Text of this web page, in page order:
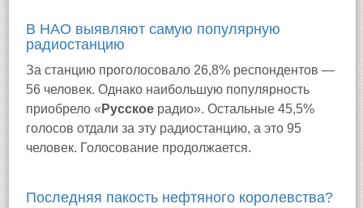
В НАО выявляют самую популярную
радиостанцию
За станцию проголосовало 26,8% респондентов —
56 человек. Однако наибольшую популярность
приобрело « Русское радио». Остальные 45,5%
голосов отдали за эту радиостанцию, а это 95
человек. Голосование продолжается.
Последняя пакость нефтяного королевства?